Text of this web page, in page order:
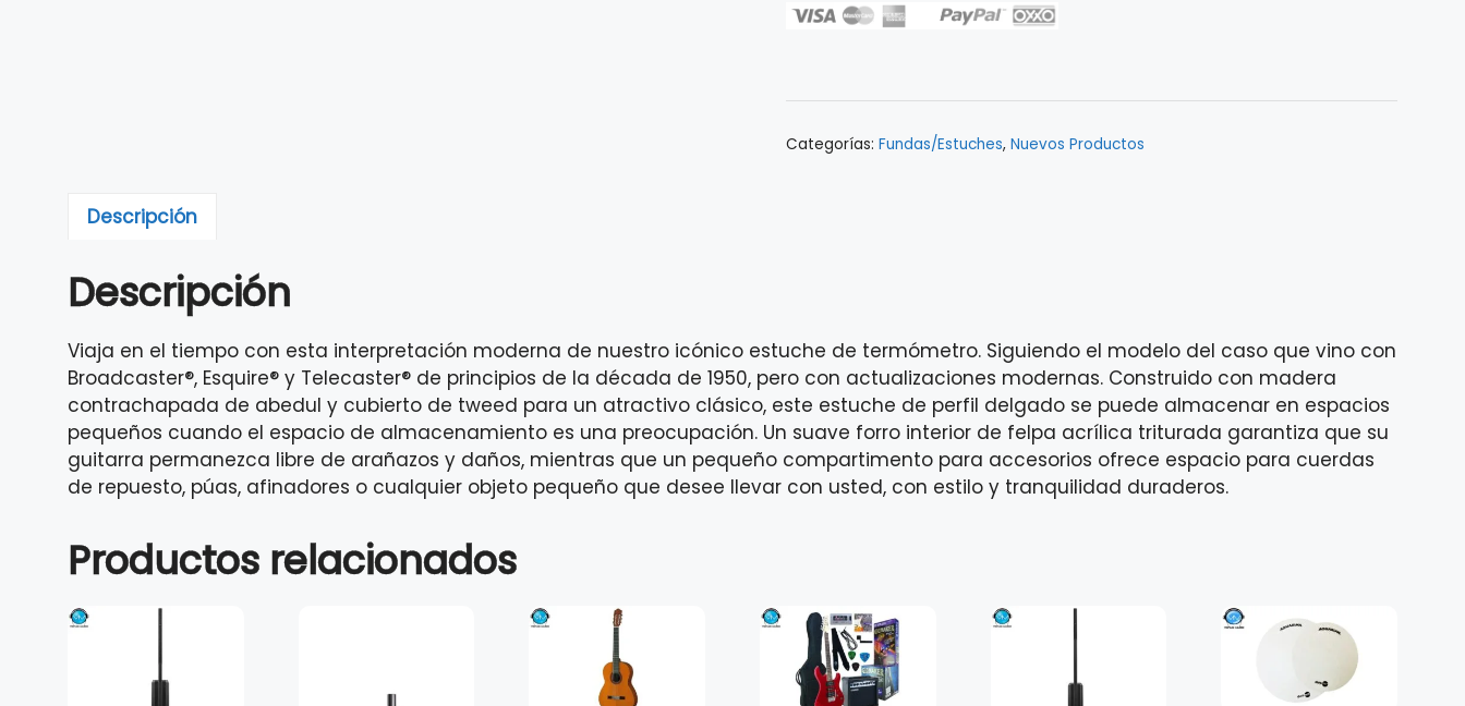
TELE
TWEED
cantidad
Categorías: Fundas/Estuches, Nuevos Productos
Descripción
Descripción
Viaja en el tiempo con esta interpretación moderna de nuestro icónico estuche de termómetro. Siguiendo el modelo del caso que vino con
Broadcaster®, Esquire® y Telecaster® de principios de la década de 1950, pero con actualizaciones modernas. Construido con madera
contrachapada de abedul y cubierto de tweed para un atractivo clásico, este estuche de perfil delgado se puede almacenar en espacios
pequeños cuando el espacio de almacenamiento es una preocupación. Un suave forro interior de felpa acrílica triturada garantiza que su
guitarra permanezca libre de arañazos y daños, mientras que un pequeño compartimento para accesorios ofrece espacio para cuerdas
de repuesto, púas, afinadores o cualquier objeto pequeño que desee llevar con usted, con estilo y tranquilidad duraderos.
Productos relacionados